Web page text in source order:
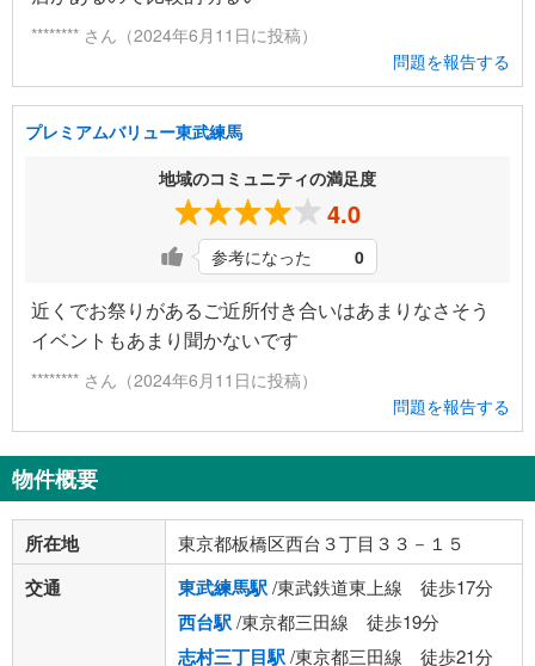
******** さん（2024年6月11日に投稿）
問題を報告する
プレミアムバリュー東武練馬
地域のコミュニティの満足度
4.0
参考になった 0
近くでお祭りがあるご近所付き合いはあまりなさそう
イベントもあまり聞かないです
******** さん（2024年6月11日に投稿）
問題を報告する
物件概要
所在地 東京都板橋区西台３丁目３３－１５
交通 東武練馬駅/東武鉄道東上線 徒歩17分
西台駅/東京都三田線 徒歩19分
志村三丁目駅/東京都三田線 徒歩21分